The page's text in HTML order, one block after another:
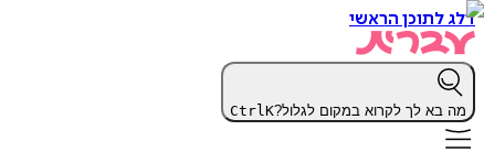
דלג לתוכן הראשי
מה בא לך לקרוא במקום לגלול? CtrlK